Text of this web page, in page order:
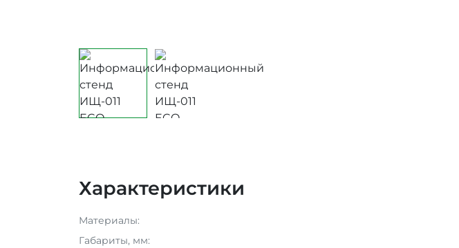
Характеристики
Материалы:
Габариты, мм: